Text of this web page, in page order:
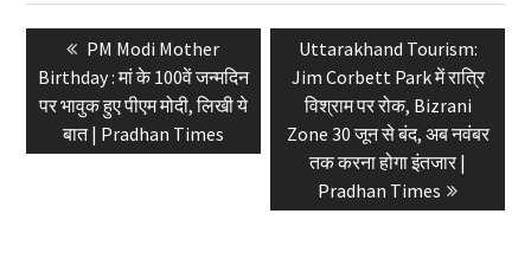
navigation
Previous
post:
PM Modi Mother
Birthday : मां के 100वें जन्मदिन
पर भावुक हुए पीएम मोदी, लिखी ये
बात | Pradhan Times
Next
post:
Uttarakhand Tourism:
Jim Corbett Park में रात्रि
विश्राम पर रोक, Bizrani
Zone 30 जून से बंद, अब नवंबर
तक करना होगा इंतजार |
Pradhan Times